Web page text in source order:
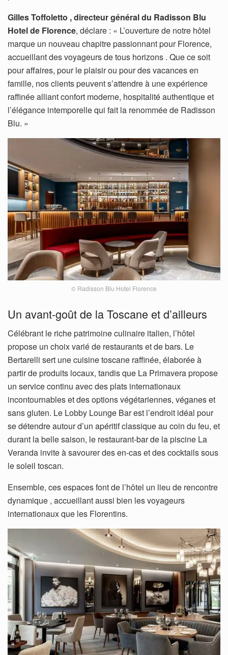
Gilles Toffoletto , directeur général du Radisson Blu
Hotel de Florence, déclare : « L’ouverture de notre hôtel
marque un nouveau chapitre passionnant pour Florence,
accueillant des voyageurs de tous horizons . Que ce soit
pour affaires, pour le plaisir ou pour des vacances en
famille, nos clients peuvent s’attendre à une expérience
raffinée alliant confort moderne, hospitalité authentique et
l’élégance intemporelle qui fait la renommée de Radisson
Blu. »
© Radisson Blu Hotel Florence
Un avant-goût de la Toscane et d’ailleurs
Célébrant le riche patrimoine culinaire italien, l’hôtel
propose un choix varié de restaurants et de bars. Le
Bertarelli sert une cuisine toscane raffinée, élaborée à
partir de produits locaux, tandis que La Primavera propose
un service continu avec des plats internationaux
incontournables et des options végétariennes, véganes et
sans gluten. Le Lobby Lounge Bar est l’endroit idéal pour
se détendre autour d’un apéritif classique au coin du feu, et
durant la belle saison, le restaurant-bar de la piscine La
Veranda invite à savourer des en-cas et des cocktails sous
le soleil toscan.
Ensemble, ces espaces font de l’hôtel un lieu de rencontre
dynamique , accueillant aussi bien les voyageurs
internationaux que les Florentins.